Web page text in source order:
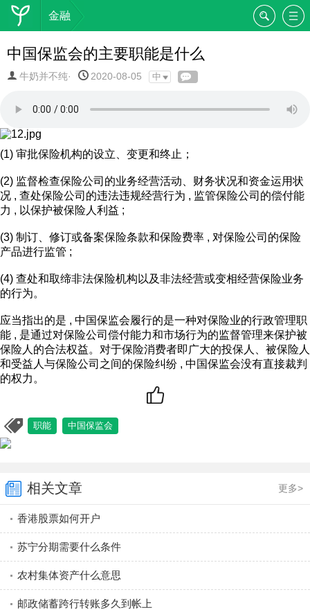
金融
中国保监会的主要职能是什么
牛奶并不纯· 2020-08-05 中
(1) 审批保险机构的设立、变更和终止；
(2) 监督检查保险公司的业务经营活动、财务状况和资金运用状
况 , 查处保险公司的违法违规经营行为 , 监管保险公司的偿付能
力 , 以保护被保险人利益 ;
(3) 制订、修订或备案保险条款和保险费率 , 对保险公司的保险
产品进行监管 ;
(4) 查处和取缔非法保险机构以及非法经营或变相经营保险业务
的行为。
应当指出的是 , 中国保监会履行的是一种对保险业的行政管理职
能 , 是通过对保险公司偿付能力和市场行为的监督管理来保护被
保险人的合法权益。对于保险消费者即广大的投保人、被保险人
和受益人与保险公司之间的保险纠纷 , 中国保监会没有直接裁判
的权力。
职能 中国保监会
相关文章 更多>
香港股票如何开户
苏宁分期需要什么条件
农村集体资产什么意思
邮政储蓄跨行转账多久到帐上